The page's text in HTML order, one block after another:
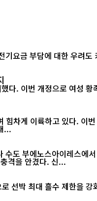
다. 이번 개정으로 여성
차게 이륙하고 있다. 이
차이나데일리 [인터내...
도 부에노스아이레스에
월드컵 2연패가 무산된 직후 벌어진 이번 소요 사태는 아르헨티나 사회에 적지 않은 충격을 안겼다. 신...
박 최대 흘수 제한을 강